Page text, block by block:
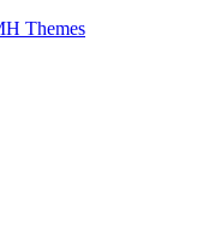
Themes